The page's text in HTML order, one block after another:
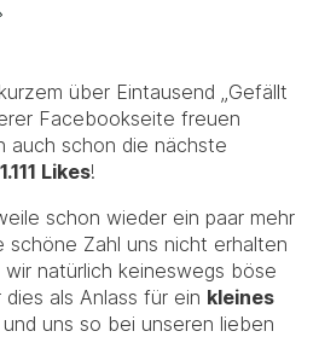
über Eintausend „Gefällt
Facebookseite freuen
auch schon die nächste
1.111 Likes!
schon wieder ein paar mehr
schöne Zahl uns nicht erhalten
natürlich keineswegs böse
als Anlass für ein kleines
uns so bei unseren lieben